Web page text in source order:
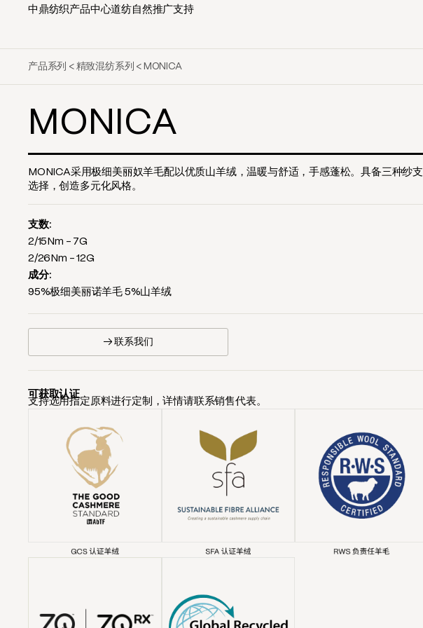
中鼎纺织 产品中心道纺自然推广支持
产品系列 < 精致混纺系列 < MONICA
MONICA
MONICA采用极细美丽奴羊毛配以优质山羊绒，温暖与舒适，手感蓬松。具备三种纱支
选择，创造多元化风格。
支数:
2/15Nm - 7G
2/26Nm - 12G
成分:
95%极细美丽诺羊毛 5%山羊绒
→ 联系我们
可获取认证
支持选用指定原料进行定制，详情请联系销售代表。